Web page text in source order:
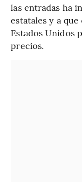
las entradas ha
estatales y a
Estados Unidos
precios.